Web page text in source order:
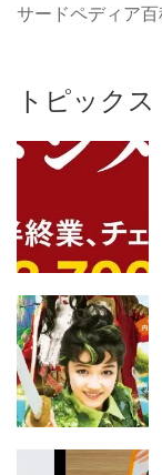
サードペディア
トピックス